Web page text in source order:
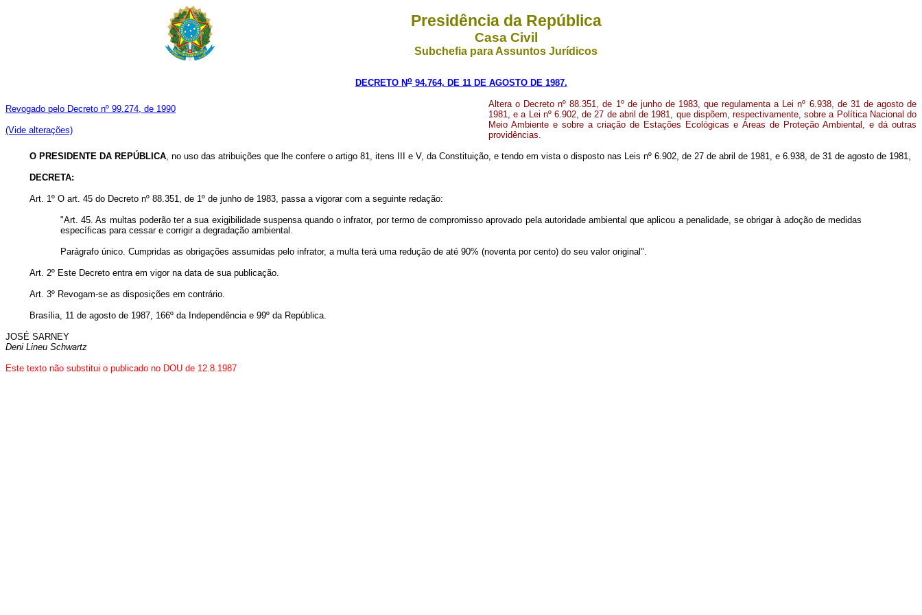
Presidência da República
Casa Civil
Subchefia para Assuntos Jurídicos
DECRETO No94.764, DE 11 DE AGOSTO DE 1987.
Revogado pelo Decreto nº 99.274, de 1990
(Vide alterações)
Altera o Decreto nº 88.351, de 1º de junho de 1983, que regulamenta a Lei nº 6.938, de 31 de agosto de
1981, e a Lei nº 6.902, de 27 de abril de 1981, que dispõem, respectivamente, sobre a Política Nacional do
Meio Ambiente e sobre a criação de Estações Ecológicas e Áreas de Proteção Ambiental, e dá outras
providências.
O PRESIDENTE DA REPÚBLICA, no uso das atribuições que lhe confere o artigo 81, itens III e V, da Constituição, e tendo em vista o disposto nas Leis nº 6.902, de 27 de abril de 1981, e 6.938, de 31 de agosto de 1981,
DECRETA:
Art. 1º O art. 45 do Decreto nº 88.351, de 1º de junho de 1983, passa a vigorar com a seguinte redação:
"Art. 45. As multas poderão ter a sua exigibilidade suspensa quando o infrator, por termo de compromisso aprovado pela autoridade ambiental que aplicou a penalidade, se obrigar à adoção de medidas
específicas para cessar e corrigir a degradação ambiental.
Parágrafo único. Cumpridas as obrigações assumidas pelo infrator, a multa terá uma redução de até 90% (noventa por cento) do seu valor original".
Art. 2º Este Decreto entra em vigor na data de sua publicação.
Art. 3º Revogam-se as disposições em contrário.
Brasília, 11 de agosto de 1987, 166º da Independência e 99º da República.
JOSÉ SARNEY
Deni Lineu Schwartz
Este texto não substitui o publicado no DOU de 12.8.1987